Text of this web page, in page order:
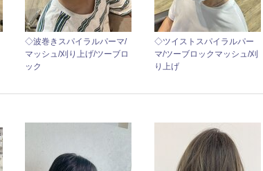
◇波巻きスパイラルパーマ/
マッシュ/刈り上げ/ツーブロ
ック
◇ツイストスパイラルパー
マ/ツーブロックマッシュ/刈
り上げ